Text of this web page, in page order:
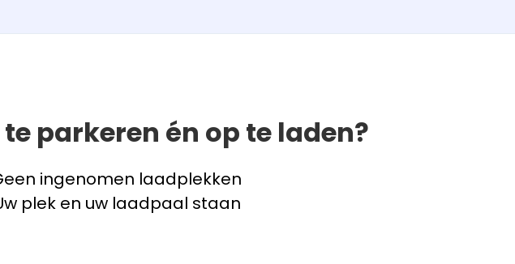
parkeren én op te laden?
ingenomen laadplekken
plek en uw laadpaal staan